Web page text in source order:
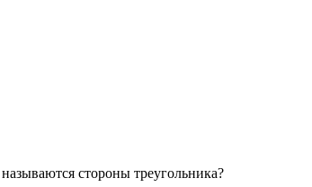
стороны треугольника?